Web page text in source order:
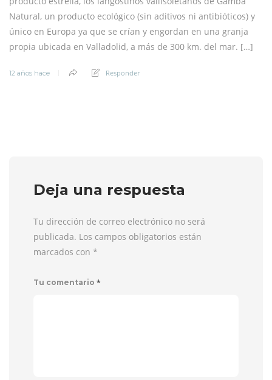
Natural, un producto ecológico (sin aditivos ni antibióticos) y
único en Europa ya que se crían y engordan en una granja
propia ubicada en Valladolid, a más de 300 km. del mar. […]
12 años hace Responder
Deja una respuesta
Tu dirección de correo electrónico no será
publicada. Los campos obligatorios están
marcados con *
Tu comentario *